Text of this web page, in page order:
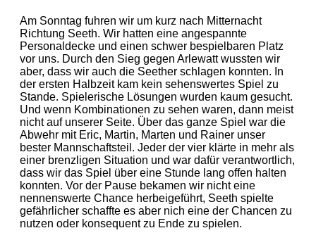
Am Sonntag fuhren wir um kurz nach Mitternacht
Richtung Seeth. Wir hatten eine angespannte
Personaldecke und einen schwer bespielbaren Platz
vor uns. Durch den Sieg gegen Arlewatt wussten wir
aber, dass wir auch die Seether schlagen konnten. In
der ersten Halbzeit kam kein sehenswertes Spiel zu
Stande. Spielerische Lösungen wurden kaum gesucht.
Und wenn Kombinationen zu sehen waren, dann meist
nicht auf unserer Seite. Über das ganze Spiel war die
Abwehr mit Eric, Martin, Marten und Rainer unser
bester Mannschaftsteil. Jeder der vier klärte in mehr als
einer brenzligen Situation und war dafür verantwortlich,
dass wir das Spiel über eine Stunde lang offen halten
konnten. Vor der Pause bekamen wir nicht eine
nennenswerte Chance herbeigeführt, Seeth spielte
gefährlicher schaffte es aber nich eine der Chancen zu
nutzen oder konsequent zu Ende zu spielen.